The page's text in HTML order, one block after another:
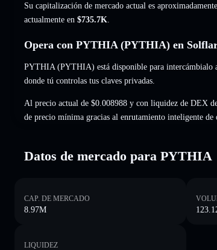
Su capitalización de mercado actual es
actualmente en $735.7K
Opera con PYTHIA (PYTHIA) en
PYTHIA (PYTHIA) está disponible para intercámbialo
donde tú controlas tus claves privadas.
Al precio actual de $0.008988 y con liquidez de DEX
de precio mínima gracias al enrutamiento inteligente de
Datos de mercado para PYTHIA
CAP. DE MERCADO
8.97M
LIQUIDEZ